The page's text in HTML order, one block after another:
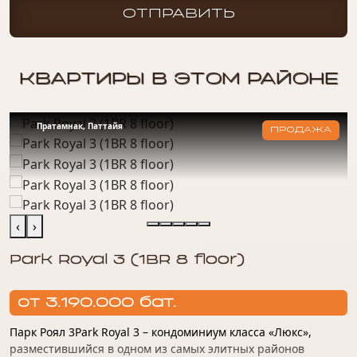
лучший вариант под ваш запрос!
ОТПРАВИТЬ
КВАРТИРЫ В ЭТОМ РАЙОНЕ
Пратамнак, Паттайя ПРОДАЖА
‹ ›
Park Royal 3 (1BR 8 floor)
от 3.190.000 бат.
Парк Роял 3Park Royal 3 – кондоминиум класса «Люкс»,
разместившийся в одном из самых элитных районов